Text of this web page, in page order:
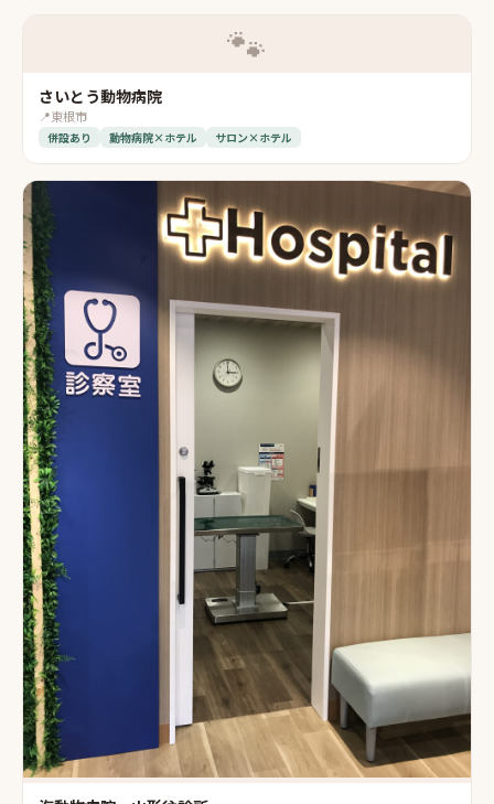
🐾
さいとう動物病院
📍東根市
併設あり 動物病院×ホテル サロン×ホテル